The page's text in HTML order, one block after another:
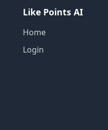
Like Points AI
Home
Login